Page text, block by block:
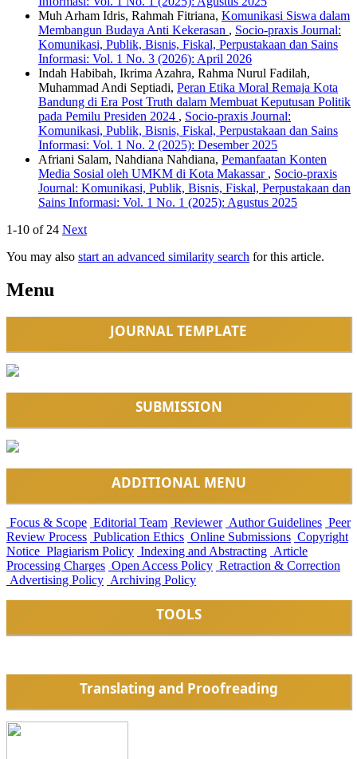
Muh Arham Idris, Rahmah Fitriana, Komunikasi Siswa dalam
Membangun Budaya Anti Kekerasan , Socio-praxis Journal:
Komunikasi, Publik, Bisnis, Fiskal, Perpustakaan dan Sains
Informasi: Vol. 1 No. 3 (2026): April 2026
Indah Habibah, Ikrima Azahra, Rahma Nurul Fadilah,
Muhammad Andi Septiadi, Peran Etika Moral Remaja Kota
Bandung di Era Post Truth dalam Membuat Keputusan Politik
pada Pemilu Presiden 2024 , Socio-praxis Journal:
Komunikasi, Publik, Bisnis, Fiskal, Perpustakaan dan Sains
Informasi: Vol. 1 No. 2 (2025): Desember 2025
Afriani Salam, Nahdiana Nahdiana, Pemanfaatan Konten
Media Sosial oleh UMKM di Kota Makassar , Socio-praxis
Journal: Komunikasi, Publik, Bisnis, Fiskal, Perpustakaan dan
Sains Informasi: Vol. 1 No. 1 (2025): Agustus 2025
1-10 of 24 Next
You may also start an advanced similarity search for this article.
Menu
JOURNAL TEMPLATE
SUBMISSION
ADDITIONAL MENU
Focus & Scope Editorial Team Reviewer Author Guidelines Peer
Review Process Publication Ethics Online Submissions Copyright
Notice Plagiarism Policy Indexing and Abstracting Article
Processing Charges Open Access Policy Retraction & Correction
Advertising Policy Archiving Policy
TOOLS
Translating and Proofreading